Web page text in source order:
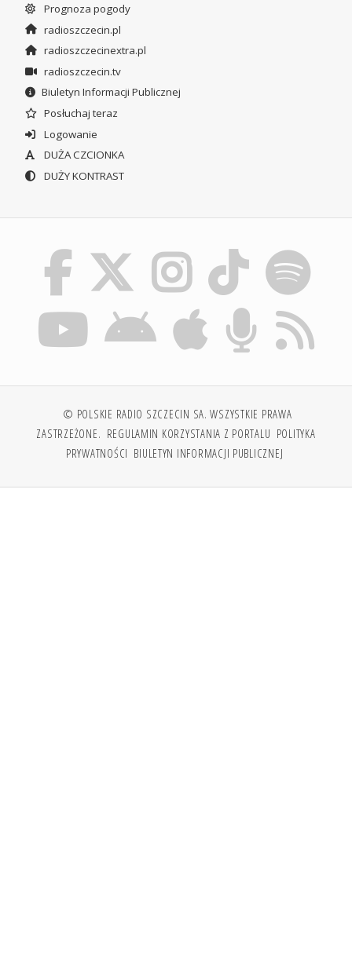
Prognoza pogody
radioszczecin.pl
radioszczecinextra.pl
radioszczecin.tv
Biuletyn Informacji Publicznej
Posłuchaj teraz
Logowanie
DUŻA CZCIONKA
DUŻY KONTRAST
© POLSKIE RADIO SZCZECIN SA. WSZYSTKIE PRAWA
ZASTRZEŻONE. REGULAMIN KORZYSTANIA Z PORTALU POLITYKA
PRYWATNOŚCI BIULETYN INFORMACJI PUBLICZNEJ